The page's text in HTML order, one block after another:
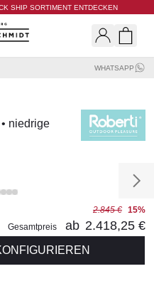
SHIP SORTIMENT ENTDECKEN
WHATSAPP
niedrige
2.845 € 15%
Gesamtpreis
ab 2.418,25 €